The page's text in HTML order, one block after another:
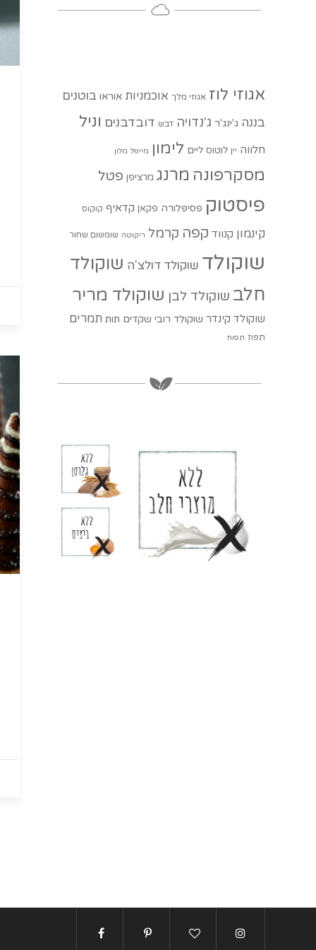
אגוזי לוז אגוזי מלך אוכמניות אוראו בוטנים
בננה ג'ינג'ר ג'נדויה דבש דובדבנים וניל
חלווה יין לוטוס ליים לימון מייפל מלון
מסקרפונה מרנג מרציפן פטל
פיסטוק פסיפלורה פקאן קדאיף קוקוס
קינמון קנווד קפה קרמל ריקוטה שומשום שחור
שוקולד שוקולד דולצ'ה שוקולד
חלב שוקולד לבן שוקולד מריר
שוקולד קינדר שוקולד רובי שקדים תות תמרים
תפוז תפוח